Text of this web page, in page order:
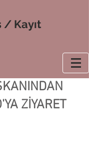
/ Kayıt
ZİYARET